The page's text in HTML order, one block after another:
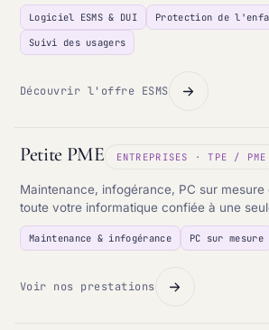
Logiciel ESMS & DUI
Protection de
Suivi des usagers
Découvrir l'offre ESMS
Petite PME ENTREPRISES · TPE / PME
Maintenance, infogérance, PC sur
toute votre informatique confiée à une
Maintenance & infogérance PC sur mesure
Voir nos prestations